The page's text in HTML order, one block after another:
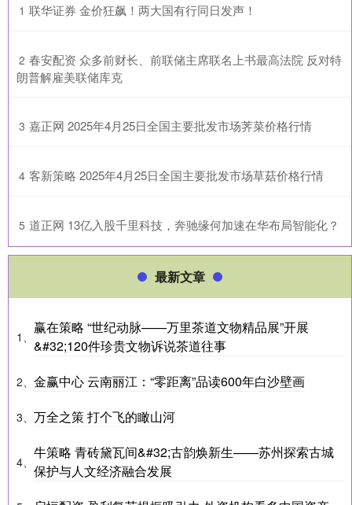
1 ​联华证券 金价狂飙！两大国有行同日发声！
2 ​春安配资 众多前财长、前联储主席联名上书最高法院 反对特
朗普解雇美联储库克
3 ​嘉正网 2025年4月25日全国主要批发市场荠菜价格行情
4 ​客新策略 2025年4月25日全国主要批发市场草菇价格行情
5 ​道正网 13亿入股千里科技，奔驰缘何加速在华布局智能化？
最新文章
1、
赢在策略 “世纪动脉——万里茶道文物精品展”开展
&#32;120件珍贵文物诉说茶道往事
2、 金赢中心 云南丽江：“零距离”品读600年白沙壁画
3、 万全之策 打个飞的瞰山河
4、
牛策略 青砖黛瓦间&#32;古韵焕新生——苏州探索古城
保护与人文经济融合发展